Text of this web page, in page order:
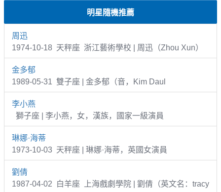
明星隨機推薦
周迅
1974-10-18 天秤座 浙江藝術學校 | 周迅（Zhou Xun）
金多郁
1989-05-31 雙子座 | 金多郁（音，Kim Daul
李小燕
獅子座 | 李小燕，女，漢族，國家一級演員
琳娜·海蒂
1973-10-03 天秤座 | 琳娜·海蒂，英國女演員
劉倩
1987-04-02 白羊座 上海戲劇學院 | 劉倩（英文名：tracy